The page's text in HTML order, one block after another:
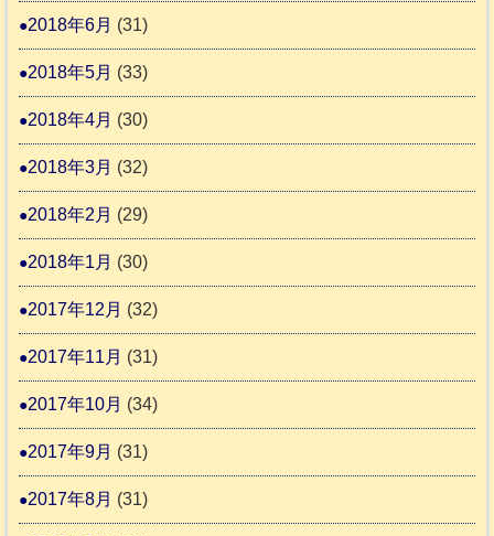
2018年6月 (31)
2018年5月 (33)
2018年4月 (30)
2018年3月 (32)
2018年2月 (29)
2018年1月 (30)
2017年12月 (32)
2017年11月 (31)
2017年10月 (34)
2017年9月 (31)
2017年8月 (31)